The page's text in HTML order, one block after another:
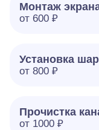
Монтаж
от 600 ₽
Установка
от 800 ₽
Прочистка
от 1000 ₽